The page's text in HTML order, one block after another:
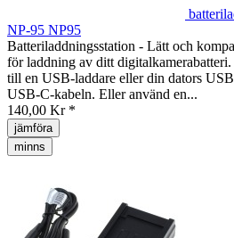
NP-95 NP95
Batteriladdningsstation - Lätt och
för laddning av ditt
till en USB-laddare eller din dators
USB-C-kabeln. Eller använd en...
140,00 Kr *
jämföra
minns